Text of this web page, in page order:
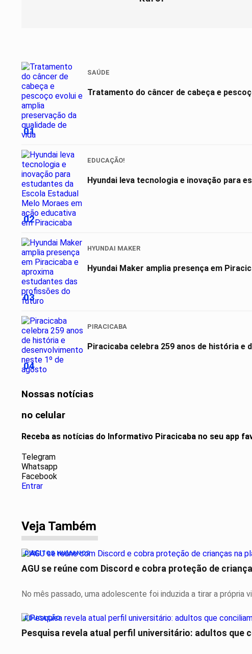
01
SAÚDE
Tratamento do câncer de cabeça e
02
EDUCAÇÃO!
Hyundai leva tecnologia e inovação para
03
HYUNDAI MAKER
04
PIRACICABA
Piracicaba celebra 259 anos de história e
Nossas notícias
no celular
Receba as notícias do Informativo Piracicaba no seu app
Telegram
Whatsapp
Facebook
Entrar
Veja Também
DIREITOS HUMANOS
AGU se reúne com Discord e cobra proteção de
No mês passado, uma adolescente foi induzida a tirar a própria
EDUCAÇÃO
Pesquisa revela atual perfil universitário: adultos que